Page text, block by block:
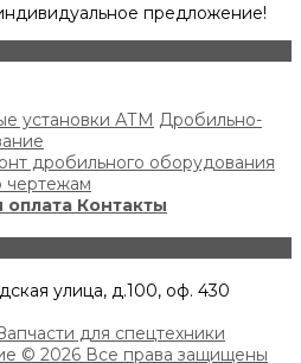
предложение!
установки АТМ Дробильно-
дробильного оборудования
чертежам
оплата Контакты
улица, д.100, оф. 430
для спецтехники
© 2026 Все права защищены